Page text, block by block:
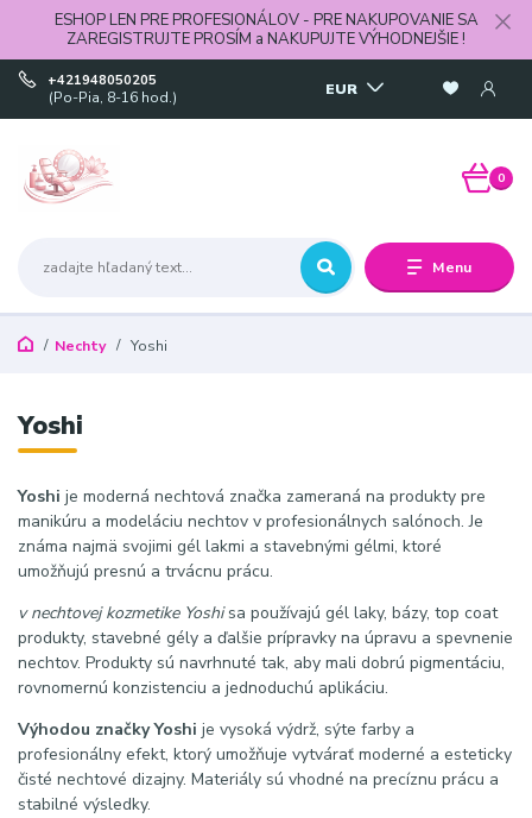
ESHOP LEN PRE PROFESIONÁLOV - PRE NAKUPOVANIE SA
ZAREGISTRUJTE PROSÍM a NAKUPUJTE VÝHODNEJŠIE !
Menu
EUR
+421948050205
(Po-Pia, 8-16 hod.)
0
Nechty Yoshi
Yoshi
Yoshi je moderná nechtová značka zameraná na produkty pre
manikúru a modeláciu nechtov v profesionálnych salónoch. Je
známa najmä svojimi gél lakmi a stavebnými gélmi, ktoré
umožňujú presnú a trvácnu prácu.
v nechtovej kozmetike Yoshisa používajú gél laky, bázy, top coat
produkty, stavebné gély a ďalšie prípravky na úpravu a spevnenie
nechtov. Produkty sú navrhnuté tak, aby mali dobrú pigmentáciu,
rovnomernú konzistenciu a jednoduchú aplikáciu.
Výhodou značky Yoshi je vysoká výdrž, sýte farby a
profesionálny efekt, ktorý umožňuje vytvárať moderné a esteticky
čisté nechtové dizajny. Materiály sú vhodné na precíznu prácu a
stabilné výsledky.